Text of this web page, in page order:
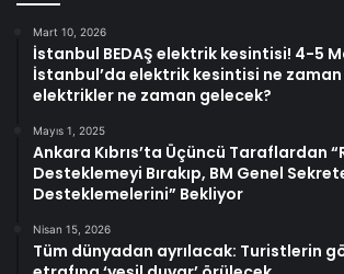
Mart 10, 2026
İstanbul BEDAŞ elektrik kesintisi! 4-5
İstanbul’da elektrik kesintisi ne
elektrikler ne zaman gelecek?
Mayıs 1, 2025
Ankara Kıbrıs’ta Üçüncü Taraflardan
Desteklemeyi Bırakıp, BM Genel
Desteklemelerini” Bekliyor
Nisan 15, 2026
Tüm dünyadan ayrılacak: Turistlerin